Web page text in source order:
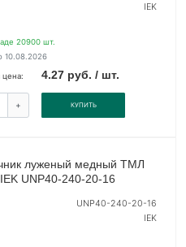
IEK
20900 шт.
10.08.2026
цена: 4.27 руб. / шт.
+ КУПИТЬ
луженый медный ТМЛ
UNP40-240-20-16
UNP40-240-20-16
IEK